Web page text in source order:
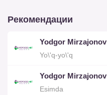
Рекомендации
Yodgor Mirzajonov
Yo\'q-yo\'q
Yodgor Mirzajonov
Esimda